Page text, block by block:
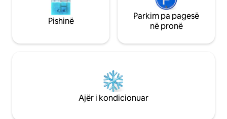
Pishinë
Parkim pa pagesë
në pronë
Ajër i kondicionuar